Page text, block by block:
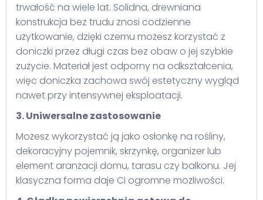
trwałość na wiele lat. Solidna, drewniana
konstrukcja bez trudu znosi codzienne
użytkowanie, dzięki czemu możesz korzystać z
doniczki przez długi czas bez obaw o jej szybkie
zużycie. Materiał jest odporny na odkształcenia,
więc doniczka zachowa swój estetyczny wygląd
nawet przy intensywnej eksploatacji.
3. Uniwersalne zastosowanie
Możesz wykorzystać ją jako osłonkę na rośliny,
dekoracyjny pojemnik, skrzynkę, organizer lub
element aranżacji domu, tarasu czy balkonu. Jej
klasyczna forma daje Ci ogromne możliwości.